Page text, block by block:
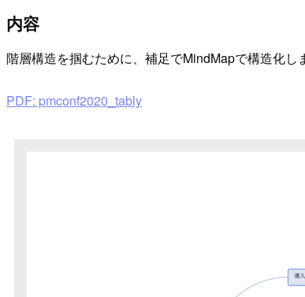
内容
階層構造を掴むために、補足でMindMapで構造化し
PDF: pmconf2020_tably